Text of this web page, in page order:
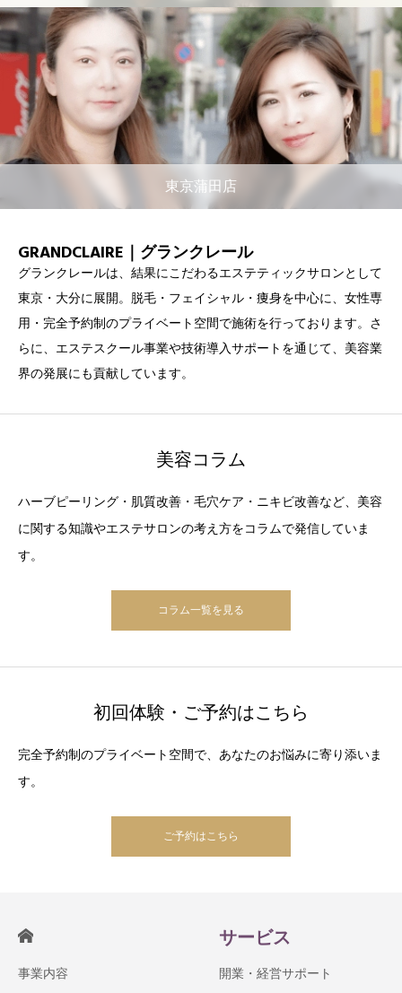
東京蒲田店
GRANDCLAIRE｜グランクレール
グランクレールは、結果にこだわるエステティックサロンとして
東京・大分に展開。脱毛・フェイシャル・痩身を中心に、女性専
用・完全予約制のプライベート空間で施術を行っております。さ
らに、エステスクール事業や技術導入サポートを通じて、美容業
界の発展にも貢献しています。
美容コラム
ハーブピーリング・肌質改善・毛穴ケア・ニキビ改善など、美容
に関する知識やエステサロンの考え方をコラムで発信していま
す。
コラム一覧を見る
初回体験・ご予約はこちら
完全予約制のプライベート空間で、あなたのお悩みに寄り添いま
す。
ご予約はこちら
事業内容
サービス
開業・経営サポート